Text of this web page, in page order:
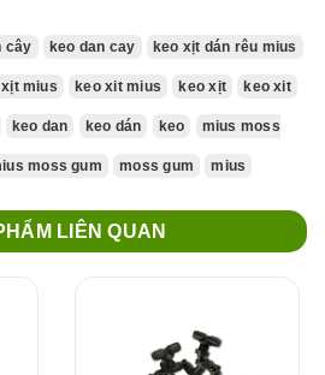
cây keo dan cay keo xịt dán rêu mius
xịt mius keo xit mius keo xịt keo xit
keo dan keo dán keo mius moss
moss gum moss gum mius
LIÊN QUAN